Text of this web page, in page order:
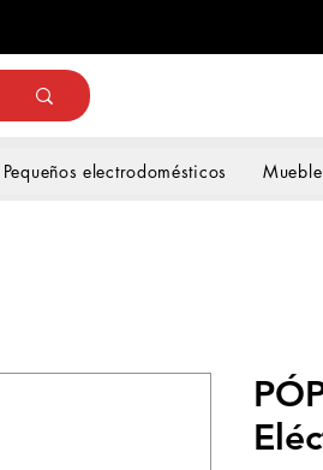
Pequeños electrodomésticos